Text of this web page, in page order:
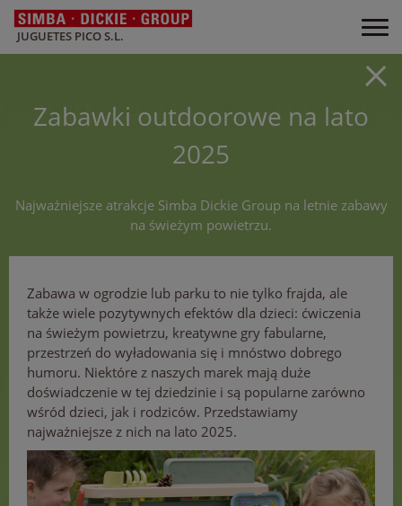
JUGUETES PICO S.L.
Zabawki outdoorowe na lato
2025
Najważniejsze atrakcje Simba Dickie Group na letnie zabawy
na świeżym powietrzu.
Zabawa w ogrodzie lub parku to nie tylko frajda, ale
także wiele pozytywnych efektów dla dzieci: ćwiczenia
na świeżym powietrzu, kreatywne gry fabularne,
przestrzeń do wyładowania się i mnóstwo dobrego
humoru. Niektóre z naszych marek mają duże
doświadczenie w tej dziedzinie i są popularne zarówno
wśród dzieci, jak i rodziców. Przedstawiamy
najważniejsze z nich na lato 2025.